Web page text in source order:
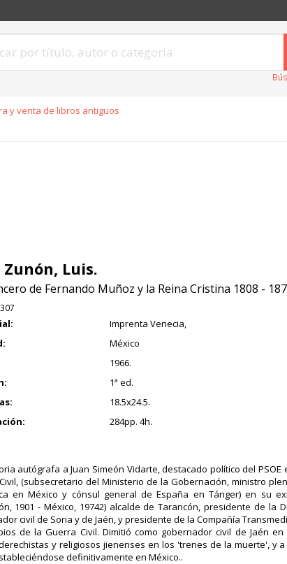
y venta de libros antiguos
Zunón, Luis.
de Fernando Muñoz y la Reina Cristina 1808 -
Imprenta Venecia,
México
1966.
1ª ed.
18.5x24.5.
284pp. 4h.
autógrafa a Juan Simeón Vidarte, destacado político del PSOE
(subsecretario del Ministerio de la Gobernación, ministro
en México y cónsul general de España en Tánger) en su
1901​ - México, 19742​) alcalde de Tarancón, presidente de la
civil de Soria y de Jaén, y presidente de la Compañía
de la Guerra Civil. Dimitió como gobernador civil de Jaén
y religiosos jienenses en los 'trenes de la muerte', y
definitivamente en México..